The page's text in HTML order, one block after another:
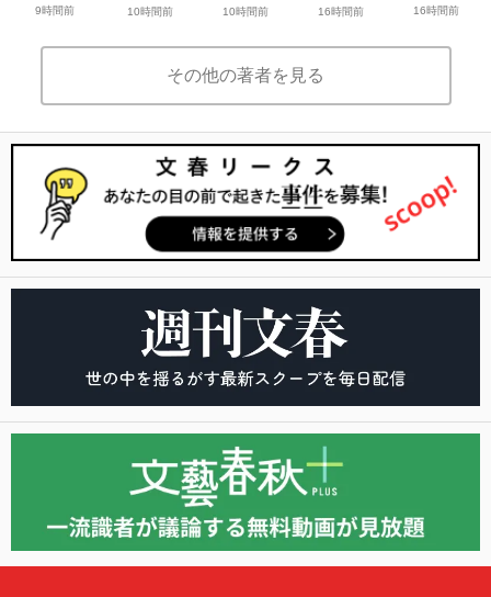
9時間前 10時間前 10時間前 16時間前 16時間前
その他の著者を見る